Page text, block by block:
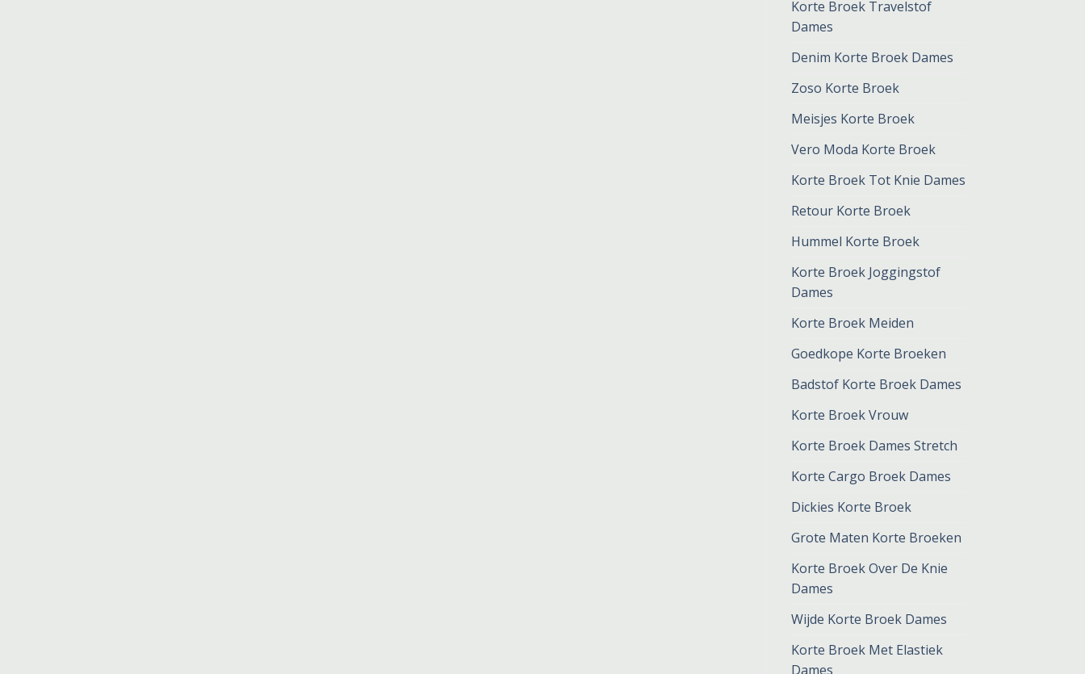
Korte Broek Travelstof
Dames
Denim Korte Broek Dames
Zoso Korte Broek
Meisjes Korte Broek
Vero Moda Korte Broek
Korte Broek Tot Knie Dames
Retour Korte Broek
Hummel Korte Broek
Korte Broek Joggingstof
Dames
Korte Broek Meiden
Goedkope Korte Broeken
Badstof Korte Broek Dames
Korte Broek Vrouw
Korte Broek Dames Stretch
Korte Cargo Broek Dames
Dickies Korte Broek
Grote Maten Korte Broeken
Korte Broek Over De Knie
Dames
Wijde Korte Broek Dames
Korte Broek Met Elastiek
Dames